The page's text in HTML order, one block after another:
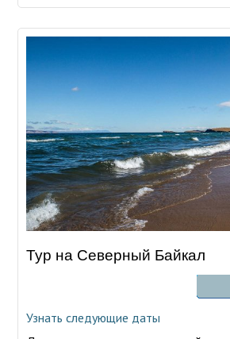
Тур на Северный Байкал
Узнать следующие даты